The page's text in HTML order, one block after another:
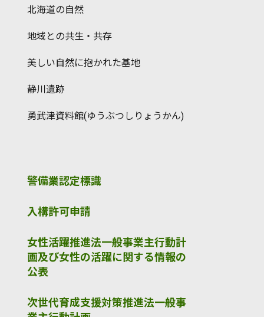
北海道の自然
地域との共生・共存
美しい自然に抱かれた基地
静川遺跡
勇武津資料館(ゆうぶつしりょうかん)
警備業認定標識
入構許可申請
女性活躍推進法一般事業主行動計
画及び女性の活躍に関する情報の
公表
次世代育成支援対策推進法一般事